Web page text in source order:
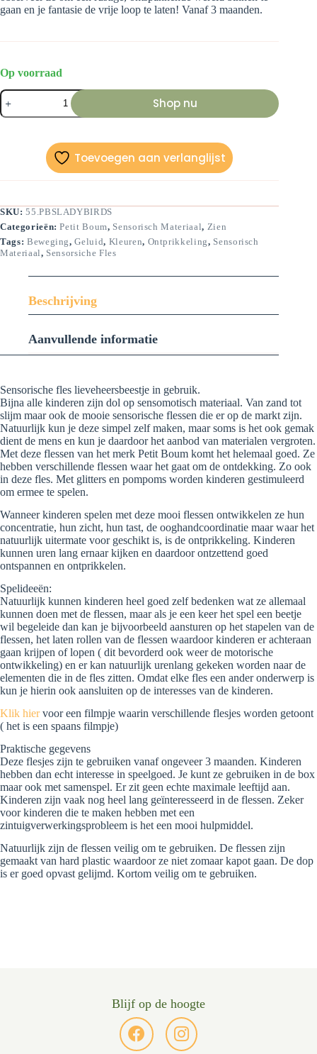
gaan en je fantasie de vrije loop te laten! Vanaf 3 maanden.
Op voorraad
Sensorische
fles
lieveheersbeestje-
Shop nu
Toevoegen aan verlanglijst
SKU:55.PBSLADYBIRDS
Categorieën:Petit Boum, Sensorisch Materiaal, Zien
Tags: Beweging,Geluid, Kleuren, Ontprikkeling, Sensorisch
Materiaal, Sensorsiche Fles
Beschrijving
Aanvullende informatie
Sensorische fles lieveheersbeestje in gebruik.
Bijna alle kinderen zijn dol op sensomotisch materiaal. Van zand tot
slijm maar ook de mooie sensorische flessen die er op de markt zijn.
Natuurlijk kun je deze simpel zelf maken, maar soms is het ook gemak
dient de mens en kun je daardoor het aanbod van materialen vergroten.
Met deze flessen van het merk Petit Boum komt het helemaal goed. Ze
hebben verschillende flessen waar het gaat om de ontdekking. Zo ook
in deze fles. Met glitters en pompoms worden kinderen gestimuleerd
om ermee te spelen.
Wanneer kinderen spelen met deze mooi flessen ontwikkelen ze hun
concentratie, hun zicht, hun tast, de ooghandcoordinatie maar waar het
natuurlijk uitermate voor geschikt is, is de ontprikkeling. Kinderen
kunnen uren lang ernaar kijken en daardoor ontzettend goed
ontspannen en ontprikkelen.
Spelideeën:
Natuurlijk kunnen kinderen heel goed zelf bedenken wat ze allemaal
kunnen doen met de flessen, maar als je een keer het spel een beetje
wil begeleide dan kan je bijvoorbeeld aansturen op het stapelen van de
flessen, het laten rollen van de flessen waardoor kinderen er achteraan
gaan krijpen of lopen ( dit bevorderd ook weer de motorische
ontwikkeling) en er kan natuurlijk urenlang gekeken worden naar de
elementen die in de fles zitten. Omdat elke fles een ander onderwerp is
kun je hierin ook aansluiten op de interesses van de kinderen.
Klik hiervoor een filmpje waarin verschillende flesjes worden getoont
( het is een spaans filmpje)
Praktische gegevens
Deze flesjes zijn te gebruiken vanaf ongeveer 3 maanden. Kinderen
hebben dan echt interesse in speelgoed. Je kunt ze gebruiken in de box
maar ook met samenspel. Er zit geen echte maximale leeftijd aan.
Kinderen zijn vaak nog heel lang geïnteresseerd in de flessen. Zeker
voor kinderen die te maken hebben met een
zintuigverwerkingsprobleem is het een mooi hulpmiddel.
Natuurlijk zijn de flessen veilig om te gebruiken. De flessen zijn
gemaakt van hard plastic waardoor ze niet zomaar kapot gaan. De dop
is er goed opvast gelijmd. Kortom veilig om te gebruiken.
Blijf op de hoogte